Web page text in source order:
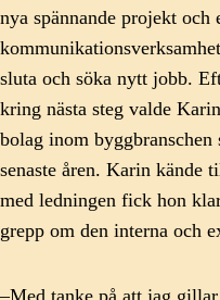
nya spännande projekt
sluta och söka nytt jobb.
kring nästa steg valde
bolag inom
senaste åren. Karin kände
med ledningen fick hon
grepp om den interna och